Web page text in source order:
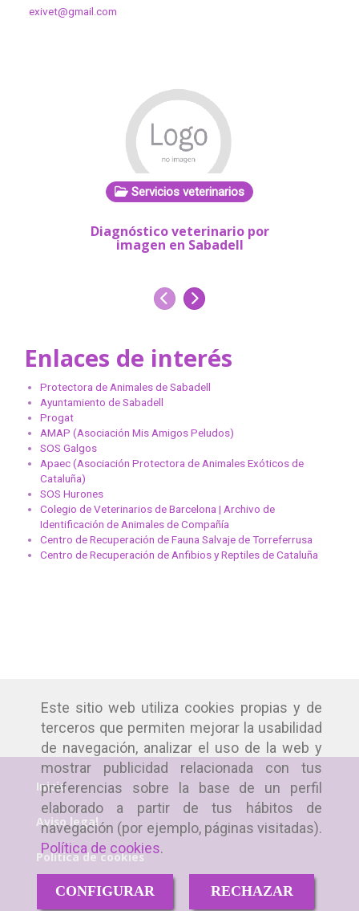
Este sitio web utiliza cookies propias y de
terceros que permiten mejorar la usabilidad
de navegación, analizar el uso de la web y
mostrar publicidad relacionada con tus
preferencias sobre la base de un perfil
elaborado a partir de tus hábitos de
navegación (por ejemplo, páginas visitadas).
Política de cookies.
CONFIGURAR RECHAZAR
exivet
gmail.com
Servicios veterinarios
Diagnóstico veterinario por
imagen en Sabadell
AnteriorSiguiente
Enlaces de interés
Protectora de Animales de Sabadell
Ayuntamiento de Sabadell
Progat
AMAP (Asociación Mis Amigos Peludos)
SOS Galgos
Apaec (Asociación Protectora de Animales Exóticos de
Cataluña)
SOS Hurones
Colegio de Veterinarios de Barcelona | Archivo de
Identificación de Animales de Compañía
Centro de Recuperación de Fauna Salvaje de Torreferrusa
Centro de Recuperación de Anfibios y Reptiles de Cataluña
Inicio
Aviso legal
Política de cookies
Política de privacidad